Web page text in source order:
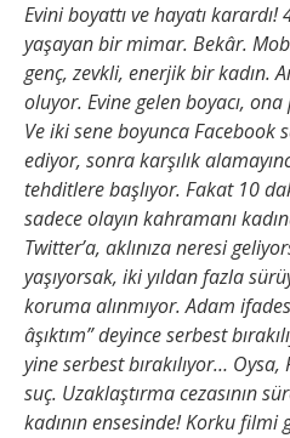
Evini boyattı ve hayatı karardı!
yaşayan bir mimar. Bekâr.
genç, zevkli, enerjik bir kadın.
oluyor. Evine gelen boyacı,
Ve iki sene boyunca Facebook
ediyor, sonra karşılık
tehditlere başlıyor. Fakat 10
sadece olayın kahramanı
Twitter’a, aklınıza neresi
yaşıyorsak, iki yıldan fazla
koruma alınmıyor. Adam
âşıktım” deyince serbest
yine serbest bırakılıyor… Oysa,
suç. Uzaklaştırma cezasının
kadının ensesinde! Korku filmi